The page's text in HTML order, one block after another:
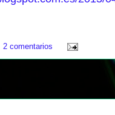
2 comentarios